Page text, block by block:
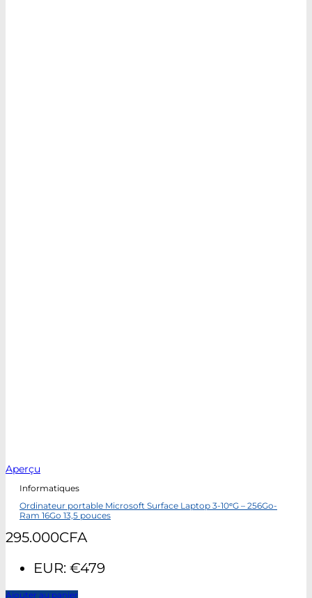
Aperçu
Informatiques
Ordinateur portable Microsoft Surface Laptop 3-10ᵉG – 256Go-
Ram 16Go 13,5 pouces
295.000CFA
EUR: €479
Ajouter au panier